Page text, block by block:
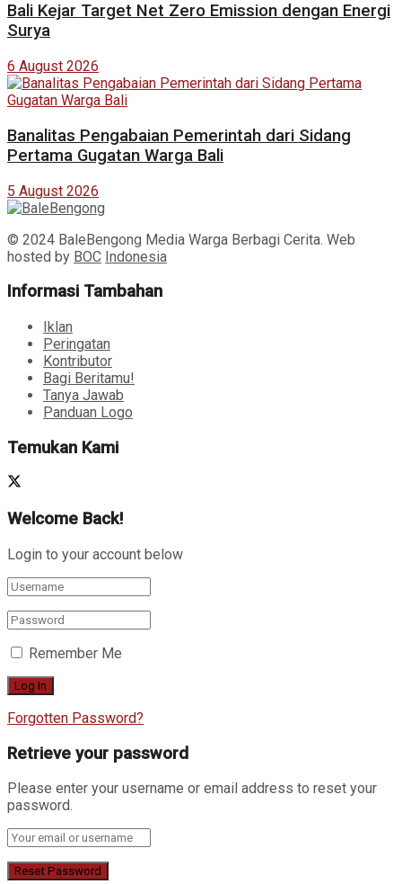
Bali Kejar Target Net Zero Emission dengan Energi
Surya
6 August 2026
Banalitas Pengabaian Pemerintah dari Sidang
Pertama Gugatan Warga Bali
5 August 2026
© 2024 BaleBengong Media Warga Berbagi Cerita. Web
hosted by BOC Indonesia
Informasi Tambahan
Iklan
Peringatan
Kontributor
Bagi Beritamu!
Tanya Jawab
Panduan Logo
Temukan Kami
Welcome Back!
Login to your account below
Remember Me
Forgotten Password?
Retrieve your password
Please enter your username or email address to reset your
password.